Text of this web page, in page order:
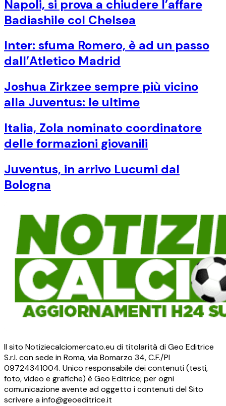
Napoli, si prova a chiudere l’affare
Badiashile col Chelsea
Inter: sfuma Romero, è ad un passo
dall’Atletico Madrid
Joshua Zirkzee sempre più vicino
alla Juventus: le ultime
Italia, Zola nominato coordinatore
delle formazioni giovanili
Juventus, in arrivo Lucumi dal
Bologna
Il sito Notiziecalciomercato.eu di titolarità di Geo Editrice
S.r.l. con sede in Roma, via Bomarzo 34, C.F./PI
09724341004. Unico responsabile dei contenuti (testi,
foto, video e grafiche) è Geo Editrice; per ogni
comunicazione avente ad oggetto i contenuti del Sito
scrivere a info@geoeditrice.it